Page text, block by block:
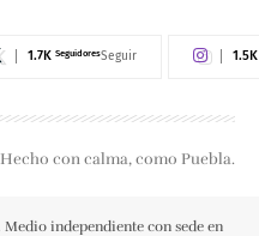
1.7K SeguidoresSeguir 1.5K
con calma, como Puebla.
Medio independiente con sede en